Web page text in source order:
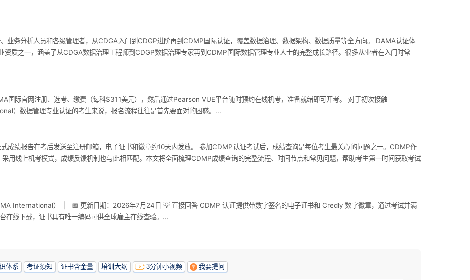
业务分析人员和各级管理者，从CDGA入门到CDGP进阶再到CDMP国际认证，覆盖数据治理、数据架构、数据质量等全方向。 DAMA认证体
资质之一，涵盖了从CDGA数据治理工程师到CDGP数据治理专家再到CDMP国际数据管理专业人士的完整成长路径。很多从业者在入门时常
国际官网注册、选考、缴费（每科$311美元），然后通过Pearson VUE平台随时预约在线机考，准备就绪即可开考。 对于初次接触
数据管理专业认证的考生来说，报名流程往往是首先要面对的困惑。...
成绩报告在考后发送至注册邮箱，电子证书和徽章约10天内发放。 参加CDMP认证考试后，成绩查询是每位考生最关心的问题之一。CDMP作
线上机考模式，成绩反馈机制也与此相匹配。本文将全面梳理CDMP成绩查询的完整流程、时间节点和常见问题，帮助考生第一时间获取考试
International） | 📅 更新日期：2026年7月24日 💡 直接回答 CDMP 认证提供带数字签名的电子证书和 Credly 数字徽章，通过考试并满
线下载，证书具有唯一编码可供全球雇主在线查验。...
体系 考证须知 证书含金量 培训大纲 3分钟小视频 我要提问